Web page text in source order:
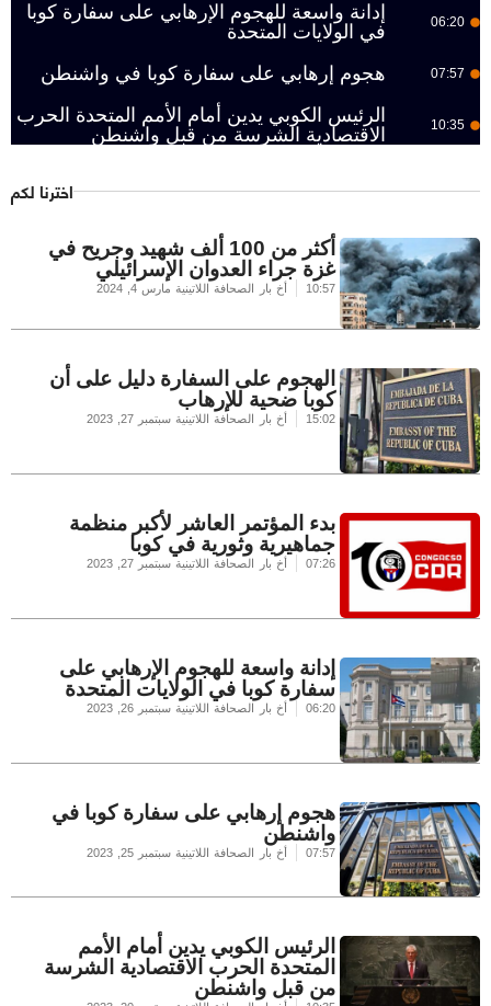
06:20
إدانة واسعة للهجوم الإرهابي على سفارة كوبا
في الولايات المتحدة
07:57 هجوم إرهابي على سفارة كوبا في واشنطن
10:35
الرئيس الكوبي يدين أمام الأمم المتحدة الحرب
الاقتصادية الشرسة من قبل واشنطن
اخترنا لكم
أكثر من 100 ألف شهيد وجريح في
غزة جراء العدوان الإسرائيلي
10:57 أخ بار الصحافة اللاتينية مارس 4, 2024
الهجوم على السفارة دليل على أن
كوبا ضحية للإرهاب
15:02 أخ بار الصحافة اللاتينية سبتمبر 27, 2023
بدء المؤتمر العاشر لأكبر منظمة
جماهيرية وثورية في كوبا
07:26 أخ بار الصحافة اللاتينية سبتمبر 27, 2023
إدانة واسعة للهجوم الإرهابي على
سفارة كوبا في الولايات المتحدة
06:20 أخ بار الصحافة اللاتينية سبتمبر 26, 2023
هجوم إرهابي على سفارة كوبا في
واشنطن
07:57 أخ بار الصحافة اللاتينية سبتمبر 25, 2023
الرئيس الكوبي يدين أمام الأمم
المتحدة الحرب الاقتصادية الشرسة
من قبل واشنطن